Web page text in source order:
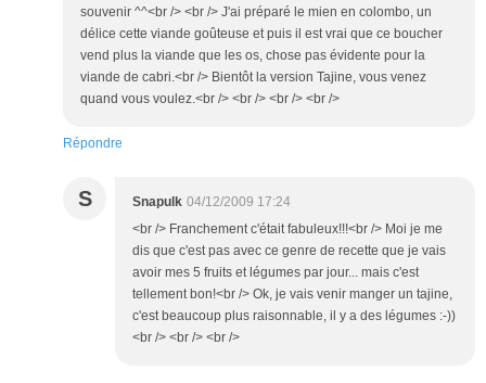
souvenir ^^<br /> <br /> J'ai préparé le mien en colombo, un
délice cette viande goûteuse et puis il est vrai que ce boucher
vend plus la viande que les os, chose pas évidente pour la
viande de cabri.<br /> Bientôt la version Tajine, vous venez
quand vous voulez.<br /> <br /> <br /> <br />
Répondre
S Snapulk 04/12/2009 17:24
<br /> Franchement c'était fabuleux!!!<br /> Moi je me
dis que c'est pas avec ce genre de recette que je vais
avoir mes 5 fruits et légumes par jour... mais c'est
tellement bon!<br /> Ok, je vais venir manger un tajine,
c'est beaucoup plus raisonnable, il y a des légumes :-))
<br /> <br /> <br />